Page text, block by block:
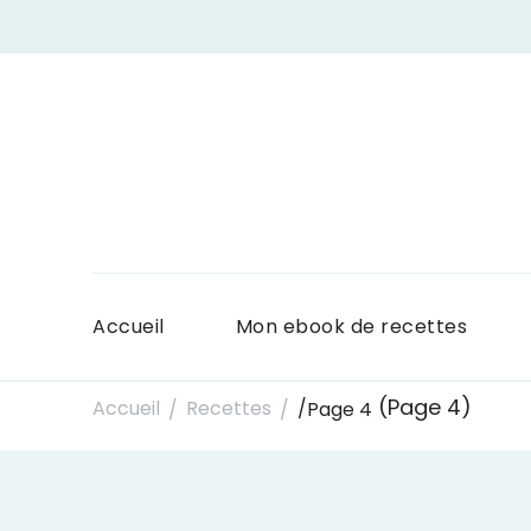
Accueil Mon ebook de recettes
Accueil / Recettes / /Page 4 (Page 4)